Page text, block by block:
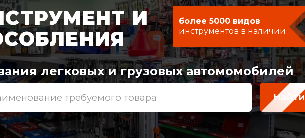
И
более 5000 видов
инструментов в наличии
легковых и грузовых автомомобилей
Найти